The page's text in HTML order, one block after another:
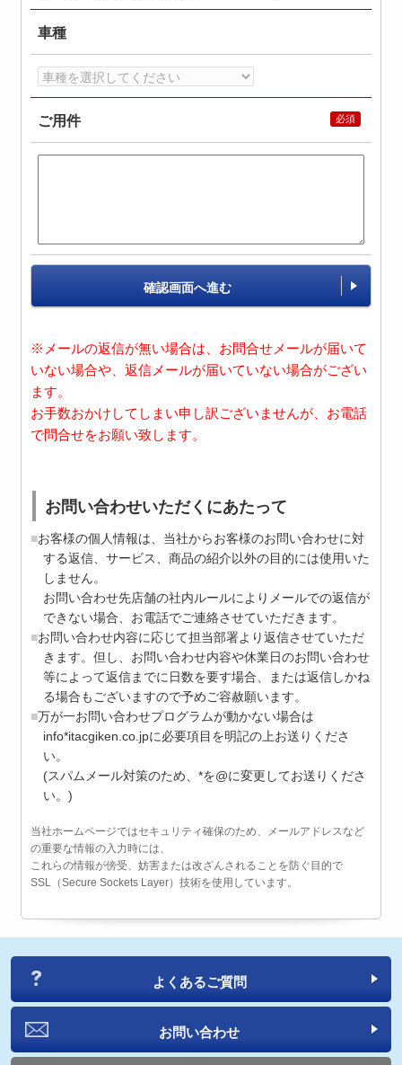
車種
ご用件
確認画面へ進む
※メールの返信が無い場合は、お問合せメールが届いて
いない場合や、返信メールが届いていない場合がござい
ます。
お手数おかけしてしまい申し訳ございませんが、お電話
で問合せをお願い致します。
お問い合わせいただくにあたって
お客様の個人情報は、当社からお客様のお問い合わせに対
する返信、サービス、商品の紹介以外の目的には使用いた
しません。
お問い合わせ先店舗の社内ルールによりメールでの返信が
できない場合、お電話でご連絡させていただきます。
お問い合わせ内容に応じて担当部署より返信させていただ
きます。但し、お問い合わせ内容や休業日のお問い合わせ
等によって返信までに日数を要す場合、または返信しかね
る場合もございますので予めご容赦願います。
万が一お問い合わせプログラムが動かない場合は
info*itacgiken.co.jpに必要項目を明記の上お送りくださ
い。
(スパムメール対策のため、*を@に変更してお送りくださ
い。)
当社ホームページではセキュリティ確保のため、メールアドレスなど
の重要な情報の入力時には、
これらの情報が傍受、妨害または改ざんされることを防ぐ目的で
SSL（Secure Sockets Layer）技術を使用しています。
よくあるご質問
お問い合わせ